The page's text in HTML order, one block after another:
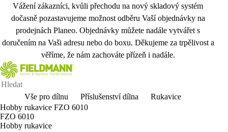
Vážení zákazníci, kvůli přechodu na nový skladový systém
dočasně pozastavujeme možnost odběru Vaší objednávky na
prodejnách Planeo. Objednávky můžete nadále vytvářet s
doručením na Vaši adresu nebo do boxu. Děkujeme za trpělivost a
věříme, že nám zachováte přízeň i nadále.
Vše pro dílnu Příslušenství dílna
Rukavice
Hobby rukavice FZO 6010
FZO 6010
Hobby rukavice